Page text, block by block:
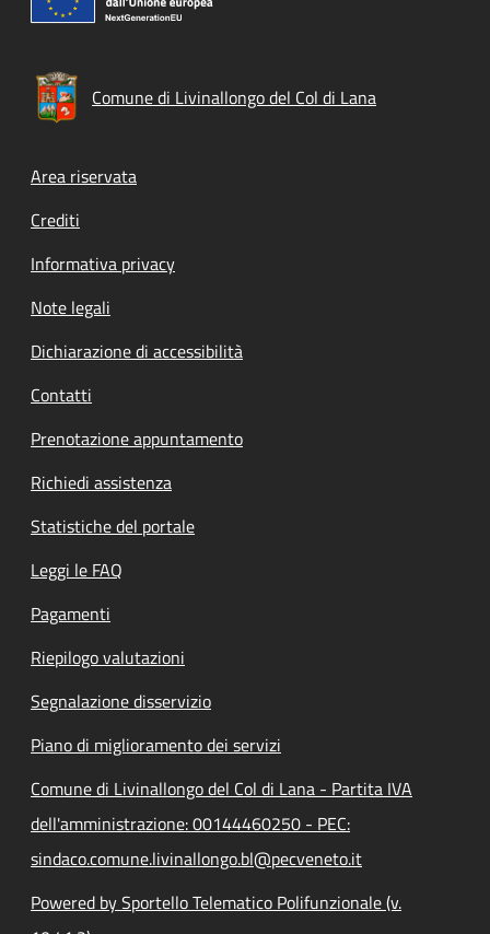
Comune di Livinallongo del Col di Lana
Footer menu
Area riservata
Crediti
Informativa privacy
Note legali
Dichiarazione di accessibilità
Contatti
Prenotazione appuntamento
Richiedi assistenza
Statistiche del portale
Leggi le FAQ
Pagamenti
Riepilogo valutazioni
Segnalazione disservizio
Piano di miglioramento dei servizi
Comune di Livinallongo del Col di Lana - Partita IVA
dell'amministrazione: 00144460250 - PEC:
sindaco.comune.livinallongo.bl@pecveneto.it
Powered by Sportello Telematico Polifunzionale (v.